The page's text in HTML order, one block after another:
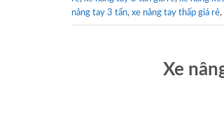
nâng tay 3 tấn, xe nâng tay thấp giá rẻ,
Xe